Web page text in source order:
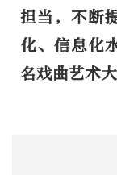
担当，不断
化、信息化
名戏曲艺术